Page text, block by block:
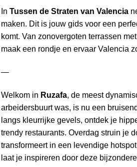
In Tussen de Straten van Valencia
maken. Dit is jouw gids voor een
komt. Van zonovergoten terrassen
maak een rondje en ervaar Valencia
—
Welkom in Ruzafa, de meest
arbeidersbuurt was, is nu een
langs kleurrijke gevels, ontdek je
trendy restaurants. Overdag struin je
transformeert in een levendige
laat je inspireren door deze